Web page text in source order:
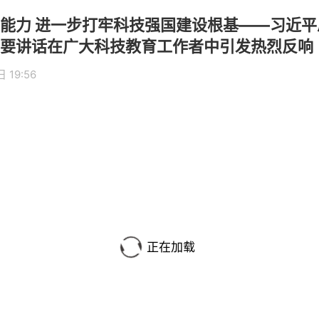
力 进一步打牢科技强国建设根基——习近
讲话在广大科技教育工作者中引发热烈反响
19:56
正在加载